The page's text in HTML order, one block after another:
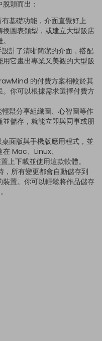
穎而出：
基礎功能，介面直覺好上
圖表類型，或建立大型飯店
計了清晰簡潔的介面，搭配
它畫出專業又美觀的大型飯
的付費方案相較於其
你可以根據需求選擇付費方
鬆分享組織圖、心智圖等作
儲存，就能立即與同事或朋
面版與手機版應用程式，並
Mac、Linux、
下載並使用這款軟體。
所有變更都會自動儲存到
置。你可以輕鬆將作品儲存